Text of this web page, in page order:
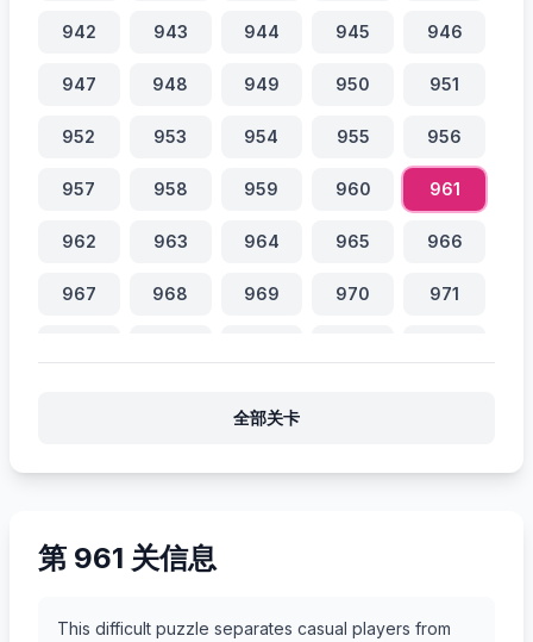
942 943 944 945 946
947 948 949 950 951
952 953 954 955 956
957 958 959 960 961
962 963 964 965 966
967 968 969 970 971
全部关卡
第 961 关信息
This difficult puzzle separates casual players from